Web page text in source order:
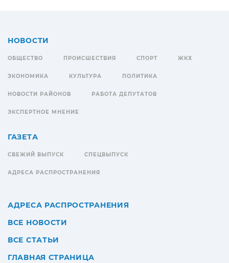
НОВОСТИ
ОБЩЕСТВО ПРОИСШЕСТВИЯ СПОРТ ЖКХ
ЭКОНОМИКА КУЛЬТУРА ПОЛИТИКА
НОВОСТИ РАЙОНОВ РАБОТА ДЕПУТАТОВ
ЭКСПЕРТНОЕ МНЕНИЕ
ГАЗЕТА
СВЕЖИЙ ВЫПУСК СПЕЦВЫПУСК
АДРЕСА РАСПРОСТРАНЕНИЯ
АДРЕСА РАСПРОСТРАНЕНИЯ
ВСЕ НОВОСТИ
ВСЕ СТАТЬИ
ГЛАВНАЯ СТРАНИЦА